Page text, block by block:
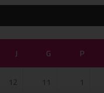
J G P
12 11 1